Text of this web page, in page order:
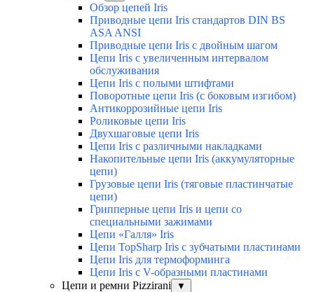
Обзор цепей Iris
Приводные цепи Iris стандартов DIN BS
ASA ANSI
Приводные цепи Iris с двойным шагом
Цепи Iris с увеличенным интервалом
обслуживания
Цепи Iris с полыми штифтами
Поворотные цепи Iris (с боковым изгибом)
Антикоррозийные цепи Iris
Роликовые цепи Iris
Двухшаговые цепи Iris
Цепи Iris с различными накладками
Накопительные цепи Iris (аккумуляторные
цепи)
Грузовые цепи Iris (тяговые пластинчатые
цепи)
Грипперные цепи Iris и цепи со
специальными зажимами
Цепи «Галля» Iris
Цепи TopSharp Iris с зубчатыми пластинами
Цепи Iris для термоформинга
Цепи Iris с V-образными пластинами
Цепи и ремни Pizzirani
▼